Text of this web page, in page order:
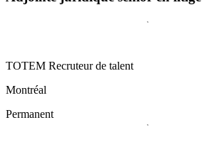
TOTEM Recruteur de talent
Montréal
Permanent